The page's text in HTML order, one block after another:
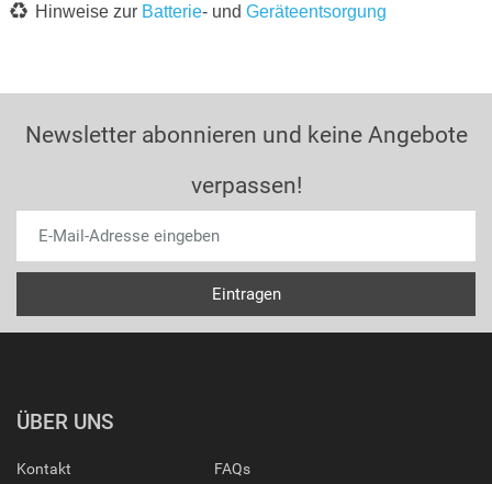
Hinweise zur Batterie- und Geräteentsorgung
Newsletter abonnieren und keine Angebote
verpassen!
ÜBER UNS
Kontakt FAQs